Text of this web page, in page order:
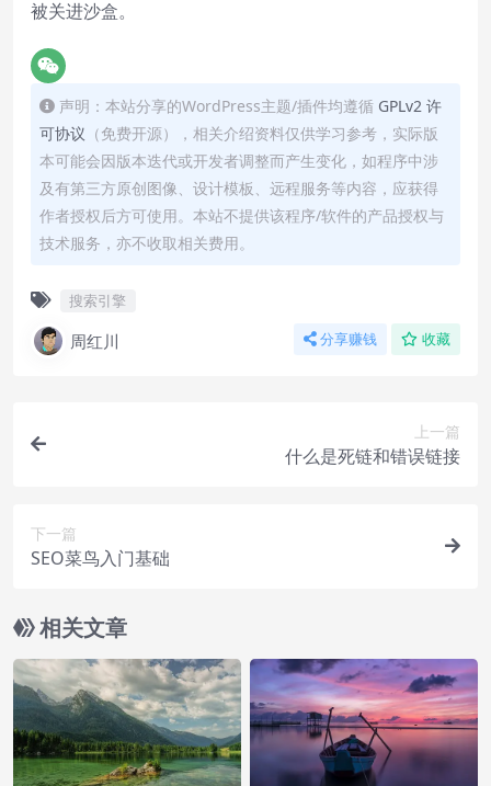
被关进沙盒。
声明：本站分享的WordPress主题/插件均遵循 GPLv2 许
可协议 （免费开源），相关介绍资料仅供学习参考，实际版
本可能会因版本迭代或开发者调整而产生变化，如程序中涉
及有第三方原创图像、设计模板、远程服务等内容，应获得
作者授权后方可使用。本站不提供该程序/软件的产品授权与
技术服务，亦不收取相关费用。
搜索引擎
周红川 分享赚钱 收藏
上一篇
什么是死链和错误链接
下一篇
SEO菜鸟入门基础
相关文章